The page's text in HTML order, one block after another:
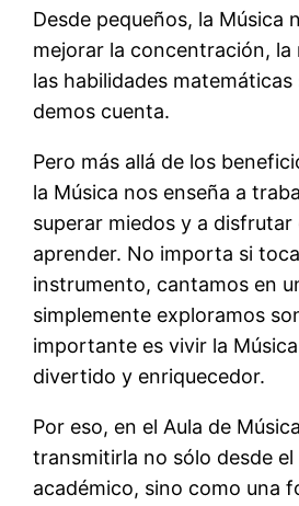
Desde pequeños, la Música
mejorar la concentración, la
las habilidades matemáticas
demos cuenta.
Pero más allá de los
la Música nos enseña a
superar miedos y a
aprender. No importa si
instrumento, cantamos en
simplemente exploramos
importante es vivir la
divertido y enriquecedor.
Por eso, en el Aula de
transmitirla no sólo desde
académico, sino como una